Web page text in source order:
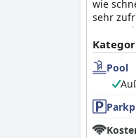
wie
sehr
Pool